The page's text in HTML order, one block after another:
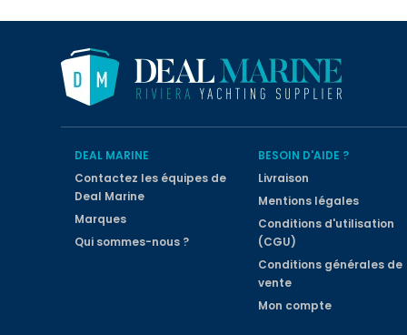
DEAL MARINE
Contactez les équipes de
Deal Marine
Marques
Qui sommes-nous ?
BESOIN D'AIDE ?
Livraison
Mentions légales
Conditions d'utilisation
(CGU)
Conditions générales de
vente
Mon compte